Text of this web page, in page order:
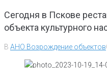
Сегодня в Пскове
объекта культурного
В АНО Возрождение объектов